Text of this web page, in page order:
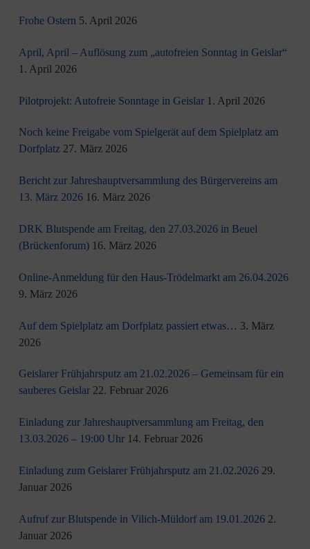
Frohe Ostern 5. April 2026
April, April – Auflösung zum „autofreien Sonntag in Geislar“
1. April 2026
Pilotprojekt: Autofreie Sonntage in Geislar 1. April 2026
Noch keine Freigabe vom Spielgerät auf dem Spielplatz am
Dorfplatz 27. März 2026
Bericht zur Jahreshauptversammlung des Bürgervereins am
13. März 2026 16. März 2026
DRK Blutspende am Freitag, den 27.03.2026 in Beuel
(Brückenforum) 16. März 2026
Online-Anmeldung für den Haus-Trödelmarkt am 26.04.2026
9. März 2026
Auf dem Spielplatz am Dorfplatz passiert etwas… 3. März
2026
Geislarer Frühjahrsputz am 21.02.2026 – Gemeinsam für ein
sauberes Geislar 22. Februar 2026
Einladung zur Jahreshauptversammlung am Freitag, den
13.03.2026 – 19:00 Uhr 14. Februar 2026
Einladung zum Geislarer Frühjahrsputz am 21.02.2026 29.
Januar 2026
Aufruf zur Blutspende in Vilich-Müldorf am 19.01.2026 2.
Januar 2026